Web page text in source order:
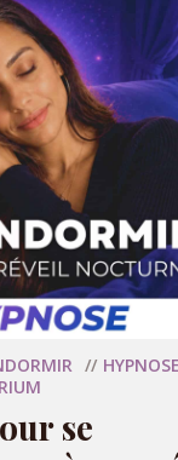
SÉANCE
se